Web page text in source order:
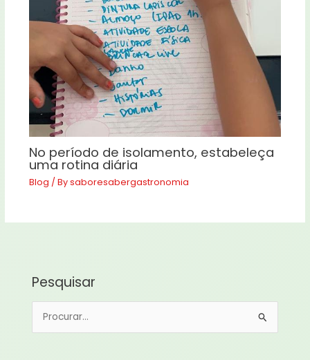
No período de isolamento, estabeleça
uma rotina diária
Blog / Bysaboresabergastronomia
Pesquisar